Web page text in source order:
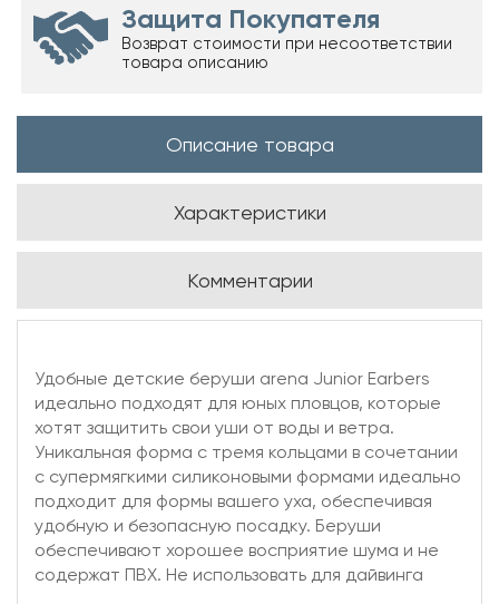
Защита Покупателя
Возврат стоимости при несоответствии
товара описанию
Описание товара
Характеристики
Комментарии
Удобные детские беруши arena Junior Earbers
идеально подходят для юных пловцов, которые
хотят защитить свои уши от воды и ветра.
Уникальная форма с тремя кольцами в сочетании
с супермягкими силиконовыми формами идеально
подходит для формы вашего уха, обеспечивая
удобную и безопасную посадку. Беруши
обеспечивают хорошее восприятие шума и не
содержат ПВХ. Не использовать для дайвинга